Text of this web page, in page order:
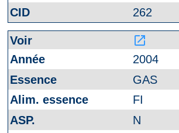
262
launch
2004
GAS
FI
N